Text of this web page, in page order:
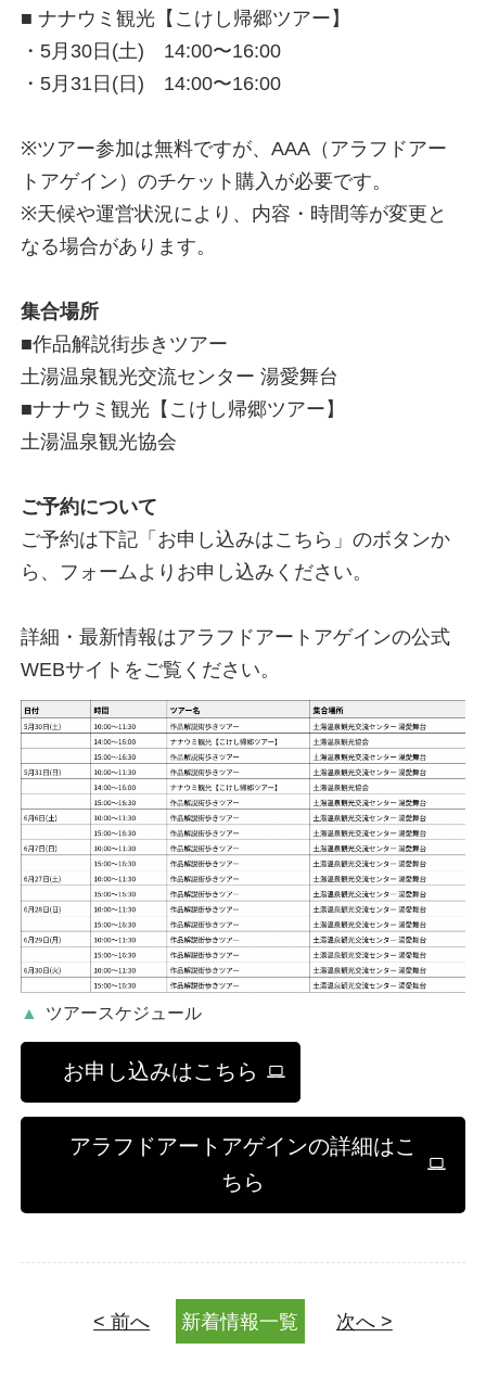
■ ナナウミ観光【こけし帰郷ツアー】
・5月30日(土) 14:00〜16:00
・5月31日(日) 14:00〜16:00
※ツアー参加は無料ですが、AAA（アラフドアー
トアゲイン）のチケット購入が必要です。
※天候や運営状況により、内容・時間等が変更と
なる場合があります。
集合場所
■作品解説街歩きツアー
土湯温泉観光交流センター 湯愛舞台
■ナナウミ観光【こけし帰郷ツアー】
土湯温泉観光協会
ご予約について
ご予約は下記「お申し込みはこちら」のボタンか
ら、フォームよりお申し込みください。
詳細・最新情報はアラフドアートアゲインの公式
WEBサイトをご覧ください。
ツアースケジュール
お申し込みはこちら
アラフドアートアゲインの詳細はこ
ちら
< 前へ 新着情報一覧 次へ >
ENGLISH
日帰り温泉 見る・体験